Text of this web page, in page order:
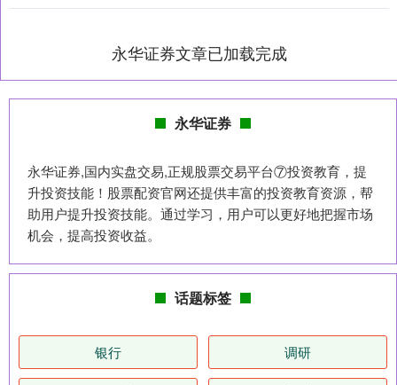
永华证券文章已加载完成
永华证券
永华证券,国内实盘交易,正规股票交易平台⑦投资教育，提
升投资技能！股票配资官网还提供丰富的投资教育资源，帮
助用户提升投资技能。通过学习，用户可以更好地把握市场
机会，提高投资收益。
话题标签
银行 调研